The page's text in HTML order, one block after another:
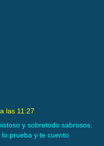
las 11:27
y sobretodo sabrosos.
prueba y te cuento